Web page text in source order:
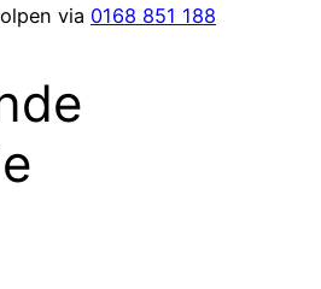
via 0168 851 188